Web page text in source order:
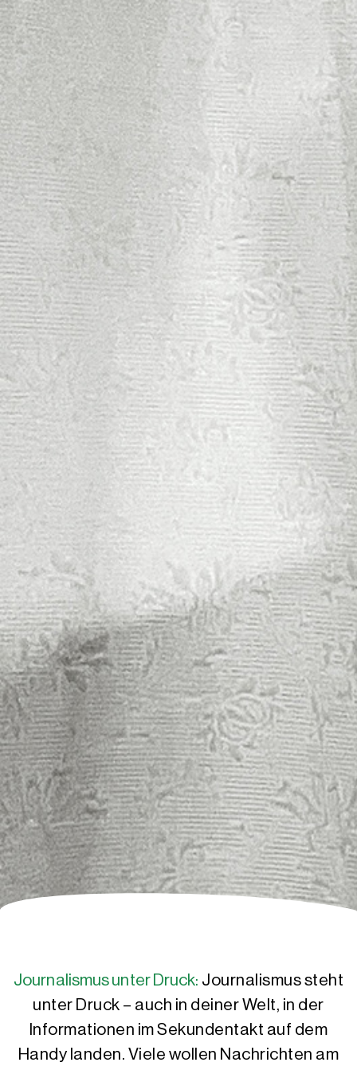
Journalismus unter Druck: Journalismus steht
unter Druck – auch in deiner Welt, in der
Informationen im Sekundentakt auf dem
Handy landen. Viele wollen Nachrichten am